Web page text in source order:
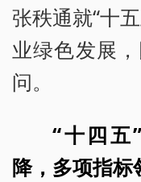
张秩通就“十
业绿色发展
问。
“十四五
降，多项指标